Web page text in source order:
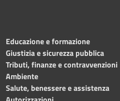
Educazione e formazione
Giustizia e sicurezza pubblica
Tributi, finanze e contravvenzioni
Ambiente
Salute, benessere e assistenza